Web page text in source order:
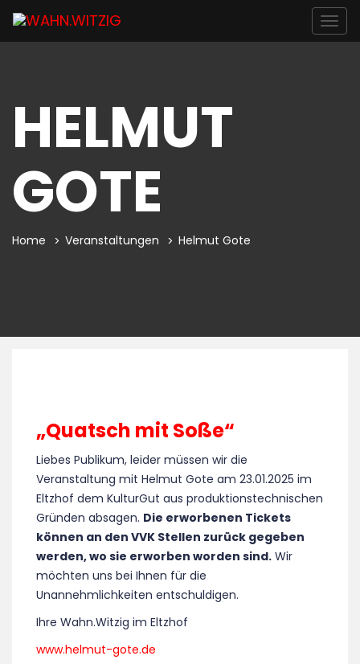
HELMUT
GOTE
Home Veranstaltungen Helmut Gote
„Quatsch mit Soße“
Liebes Publikum, leider müssen wir die
Veranstaltung mit Helmut Gote am 23.01.2025 im
Eltzhof dem KulturGut aus produktionstechnischen
Gründen absagen. Die erworbenen Tickets
können an den VVK Stellen zurück gegeben
werden, wo sie erworben worden sind. Wir
möchten uns bei Ihnen für die
Unannehmlichkeiten entschuldigen.
Ihre Wahn.Witzig im Eltzhof
www.helmut-gote.de